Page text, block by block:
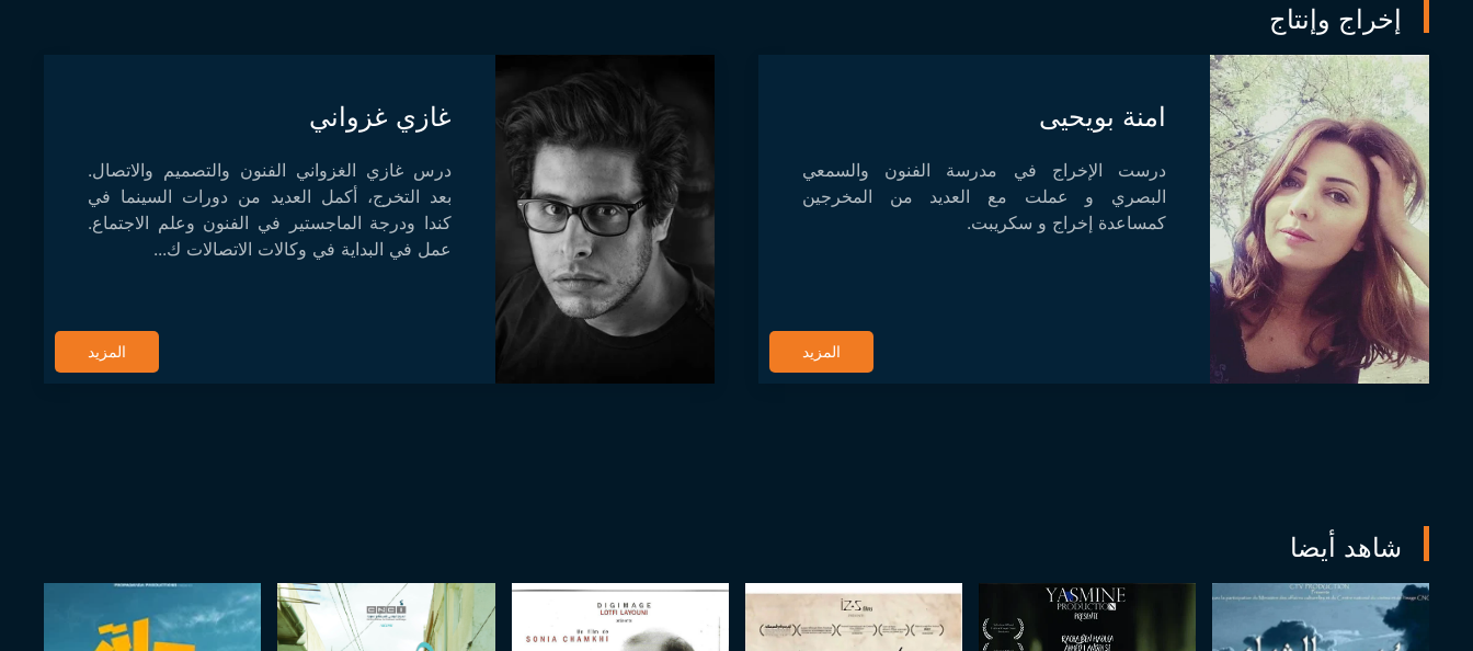
إخراج وإنتاج
امنة بويحيى
درست الإخراج في مدرسة الفنون والسمعي
البصري و عملت مع العديد من المخرجين
كمساعدة إخراج و سكريبت.
المزيد
غازي غزواني
درس غازي الغزواني الفنون والتصميم والاتصال.
بعد التخرج، أكمل العديد من دورات السينما في
كندا ودرجة الماجستير في الفنون وعلم الاجتماع.
عمل في البداية في وكالات الاتصالات ك...
المزيد
شاهد أيضا